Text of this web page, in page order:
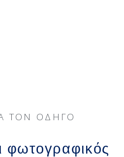
ΤΟΝ ΟΔΗΓΌ